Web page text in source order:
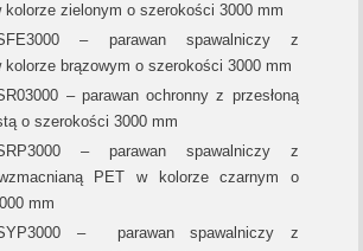
kolorze zielonym o szerokości 3000 mm
– parawan spawalniczy z
kolorze brązowym o szerokości 3000 mm
– parawan ochronny z przesłoną
o szerokości 3000 mm
– parawan spawalniczy z
wzmacnianą PET w kolorze czarnym o
mm
– parawan spawalniczy z